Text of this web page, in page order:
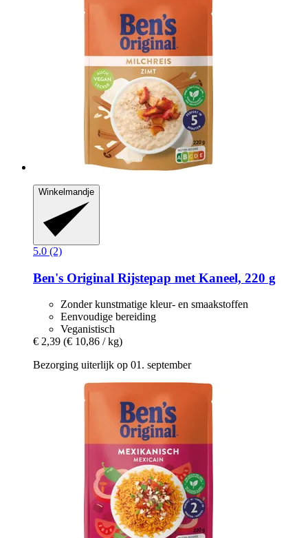
Winkelmandje
5.0 (2)
Ben's Original Rijstepap met Kaneel, 220 g
Zonder kunstmatige kleur- en smaakstoffen
Eenvoudige bereiding
Veganistisch
€ 2,39 (€ 10,86 / kg)
Bezorging uiterlijk op 01. september